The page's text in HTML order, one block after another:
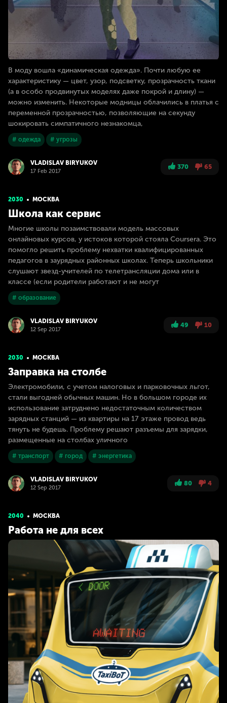
В моду вошла «динамическая одежда». Почти любую ее
характеристику — цвет, узор, подсветку, прозрачность ткани
(а в особо продвинутых моделях даже покрой и длину) —
можно изменить. Некоторые модницы облачились в платья с
переменной прозрачностью, позволяющие на секунду
шокировать симпатичного незнакомца,
# одежда # угрозы
VLADISLAV BIRYUKOV
17 Feb 2017
370 65
2030 МОСКВА
Школа как сервис
Многие школы позаимствовали модель массовых
онлайновых курсов, у истоков которой стояла Coursera. Это
помогло решить проблему нехватки квалифицированных
педагогов в заурядных районных школах. Теперь школьники
слушают звезд-учителей по телетрансляции дома или в
классе (если родители работают и не могут
# образование
VLADISLAV BIRYUKOV
12 Sep 2017
49 10
2030 МОСКВА
Заправка на столбе
Электромобили, с учетом налоговых и парковочных льгот,
стали выгодней обычных машин. Но в большом городе их
использование затруднено недостаточным количеством
зарядных станций — из квартиры на 17 этаже провод ведь
тянуть не будешь. Проблему решают разъемы для зарядки,
размещенные на столбах уличного
# транспорт # город # энергетика
VLADISLAV BIRYUKOV
12 Sep 2017
80 4
2040 МОСКВА
Работа не для всех